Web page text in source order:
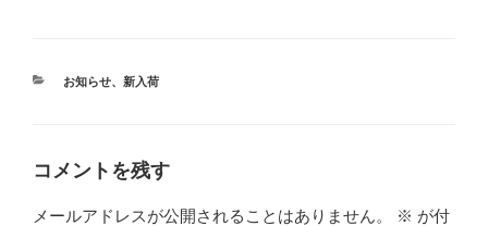
カ
お知らせ、 新入荷
コメントを残す
メールアドレスが公開されることはありません。 ※ が付